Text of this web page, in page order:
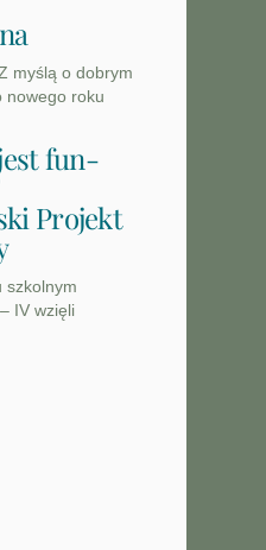
myślą o dobrym
nowego roku
fun-
Projekt
szkolnym
IV wzięli